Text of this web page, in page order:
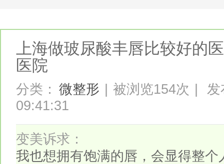
上海做玻尿酸丰唇比较好的
医院
分类： 微整形 被浏览154次
发
09:41:31
变美诉求：
我也想拥有饱满的唇，会显得整